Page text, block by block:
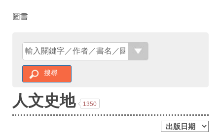
圖書
搜尋
人文史地 1350